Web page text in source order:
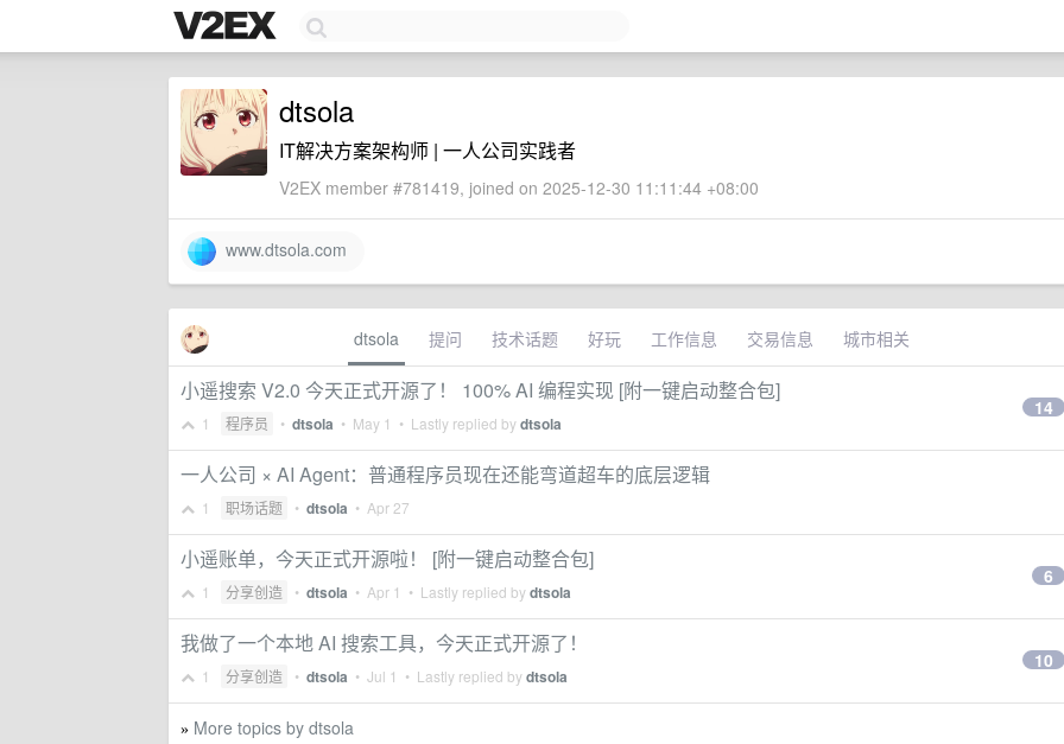
dtsola
IT解决方案架构师 | 一人公司实践者
V2EX member #781419, joined on 2025-12-30 11:11:44 +08:00
www.dtsola.com
dtsola 提问 技术话题 好玩 工作信息 交易信息 城市相关
小遥搜索 V2.0 今天正式开源了！ 100% AI 编程实现 [附一键启动整合包]
1 程序员 • dtsola • May 1 • Lastly replied bydtsola
14
一人公司 × AI Agent：普通程序员现在还能弯道超车的底层逻辑
1 职场话题 • dtsola • Apr 27
小遥账单，今天正式开源啦！ [附一键启动整合包]
1 分享创造 • dtsola • Apr 1 • Lastly replied bydtsola
6
我做了一个本地 AI 搜索工具，今天正式开源了！
1 分享创造 • dtsola • Jul 1 • Lastly replied bydtsola
10
» More topics by dtsola